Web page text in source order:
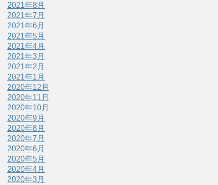
2021年8月
2021年7月
2021年6月
2021年5月
2021年4月
2021年3月
2021年2月
2021年1月
2020年12月
2020年11月
2020年10月
2020年9月
2020年8月
2020年7月
2020年6月
2020年5月
2020年4月
2020年3月